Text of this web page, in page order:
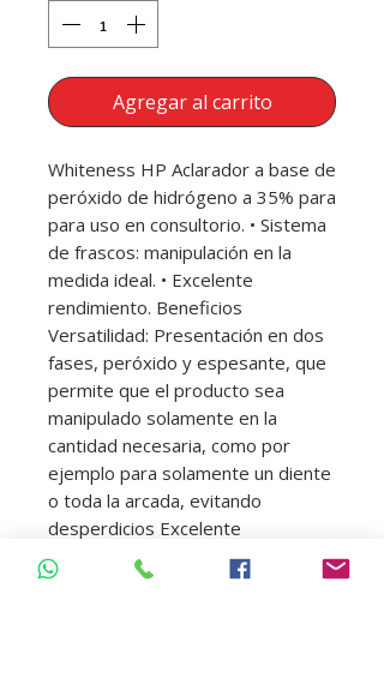
Agregar al carrito
Whiteness HP Aclarador a base de
peróxido de hidrógeno a 35% para
para uso en consultorio. • Sistema
de frascos: manipulación en la
medida ideal. • Excelente
rendimiento. Beneficios
Versatilidad: Presentación en dos
fases, peróxido y espesante, que
permite que el producto sea
manipulado solamente en la
cantidad necesaria, como por
ejemplo para solamente un diente
o toda la arcada, evitando
desperdicios Excelente
rendimiento: El kit completo rinde
18 aplicaciones. Colorante Rojo-